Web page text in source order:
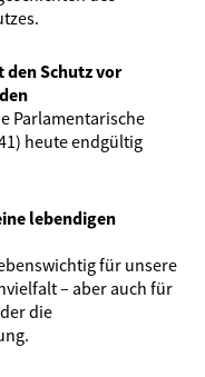
den Schutz vor
Parlamentarische
heute endgültig
lebendigen
für unsere
– aber auch für
die